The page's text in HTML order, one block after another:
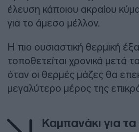
έλευση κάποιου ακραίου
για το άμεσο μέλλον.
Η πιο ουσιαστική θερμική
τοποθετείται χρονικά μετά
όταν οι θερμές μάζες θα
μεγαλύτερο μέρος της
Καμπανάκι για τα